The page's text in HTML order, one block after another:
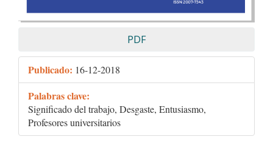
PDF
Publicado: 16-12-2018
Palabras clave:
Significado del trabajo, Desgaste, Entusiasmo,
Profesores universitarios